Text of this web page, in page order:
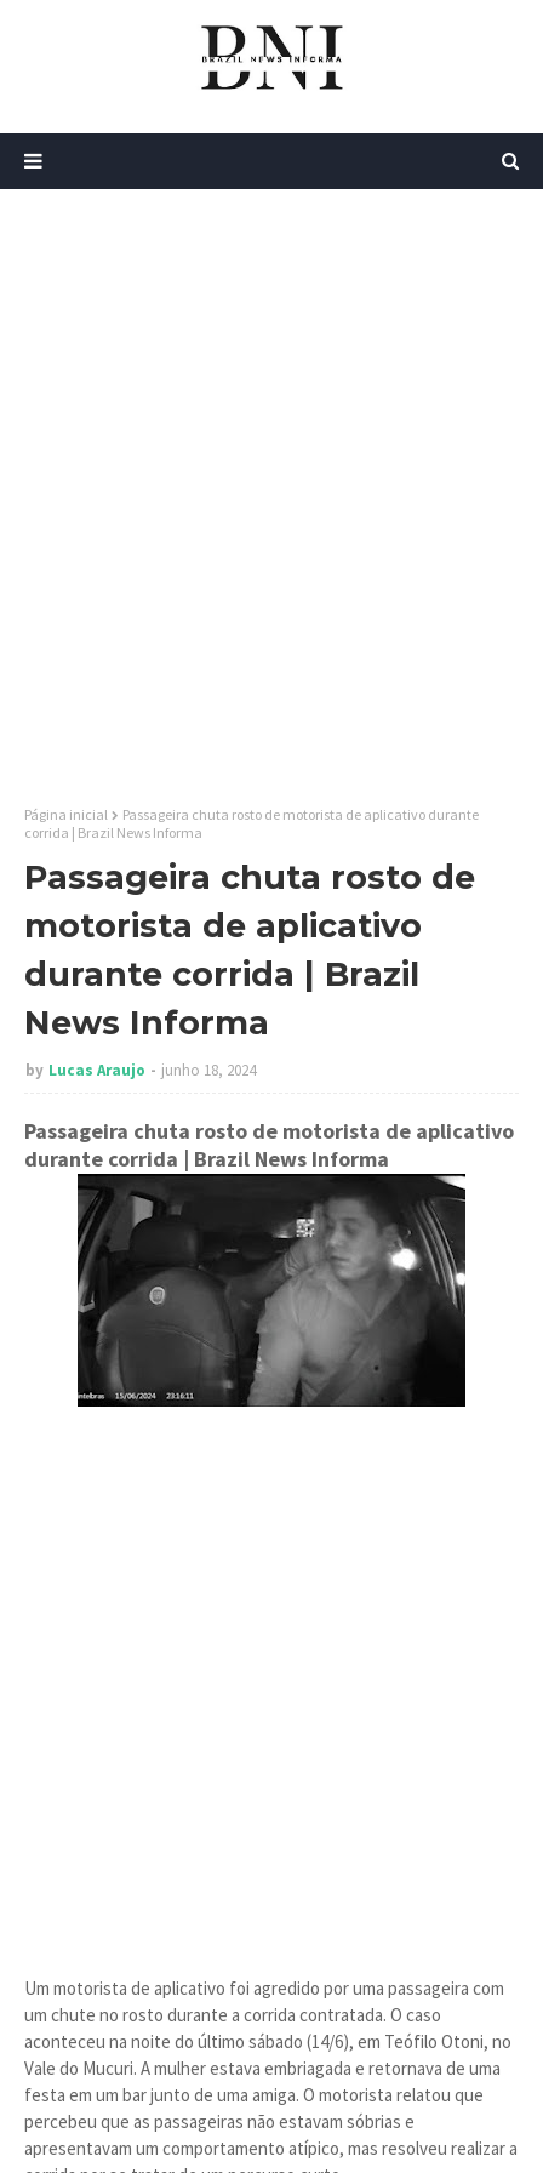
Página inicial
Passageira chuta rosto de motorista de aplicativo durante
corrida | Brazil News Informa
Passageira chuta rosto de
motorista de aplicativo
durante corrida | Brazil
News Informa
by Lucas Araujo junho 18, 2024
Passageira chuta rosto de motorista de aplicativo
durante corrida | Brazil News Informa
Um motorista de aplicativo foi agredido por uma passageira com
um chute no rosto durante a corrida contratada. O caso
aconteceu na noite do último sábado (14/6), em Teófilo Otoni, no
Vale do Mucuri. A mulher estava embriagada e retornava de uma
festa em um bar junto de uma amiga. O motorista relatou que
percebeu que as passageiras não estavam sóbrias e
apresentavam um comportamento atípico, mas resolveu realizar a